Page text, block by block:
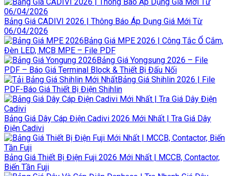
Bảng Giá CADIVI 2026 | Thông Báo Áp Dụng Giá Mới Từ
06/04/2026
Bảng Giá MPE 2026 | Công Tắc Ổ Cắm,
Đèn LED, MCB MPE – File PDF
Bảng Giá Yongsung 2026 – File
PDF – Báo Giá Terminal Block & Thiết Bị Đấu Nối
Bảng Giá Shihlin 2026 | File
PDF-Báo Giá Thiết Bị Điện Shihlin
Bảng Giá Dây Cáp Điện Cadivi 2026 Mới Nhất | Tra Giá Dây
Điện Cadivi
Bảng Giá Thiết Bị Điện Fuji 2026 Mới Nhất | MCCB, Contactor,
Biến Tần Fuji